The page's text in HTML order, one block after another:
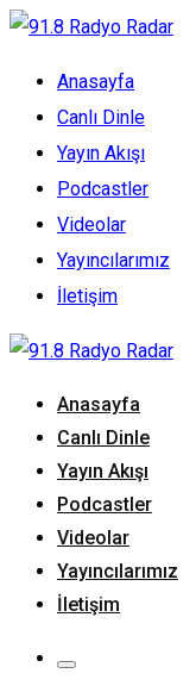
Anasayfa
Canlı Dinle
Yayın Akışı
Podcastler
Videolar
Yayıncılarımız
İletişim
Anasayfa
Canlı Dinle
Yayın Akışı
Podcastler
Videolar
Yayıncılarımız
İletişim